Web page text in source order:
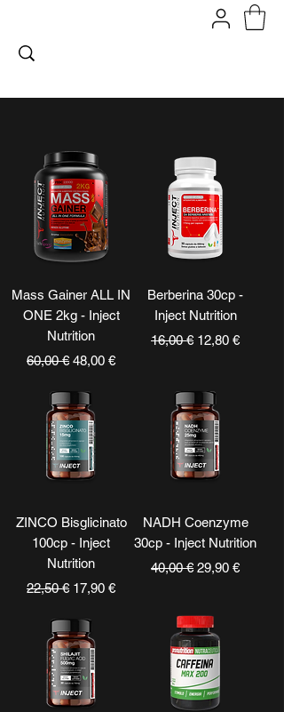
Mass Gainer ALL IN
ONE 2kg - Inject
Nutrition
Prezzo regolare
60,00 € Prezzo scontato
48,00 €
Berberina 30cp -
Inject Nutrition
Prezzo regolare
16,00 € Prezzo scontato
12,80 €
ZINCO Bisglicinato
100cp - Inject
Nutrition
Prezzo regolare
22,50 € Prezzo scontato
17,90 €
NADH Coenzyme
30cp - Inject Nutrition
Prezzo regolare
40,00 € Prezzo scontato
29,90 €